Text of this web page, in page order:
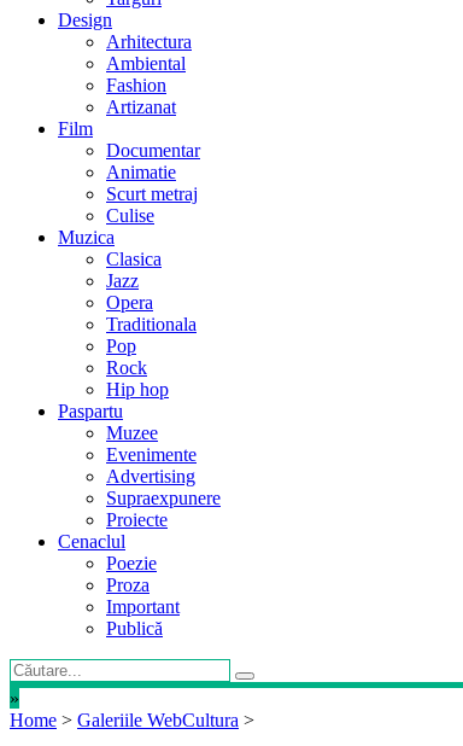
Design
Arhitectura
Ambiental
Fashion
Artizanat
Film
Documentar
Animatie
Scurt metraj
Culise
Muzica
Clasica
Jazz
Opera
Traditionala
Pop
Rock
Hip hop
Paspartu
Muzee
Evenimente
Advertising
Supraexpunere
Proiecte
Cenaclul
Poezie
Proza
Important
Publică
»
Home > Galeriile WebCultura >